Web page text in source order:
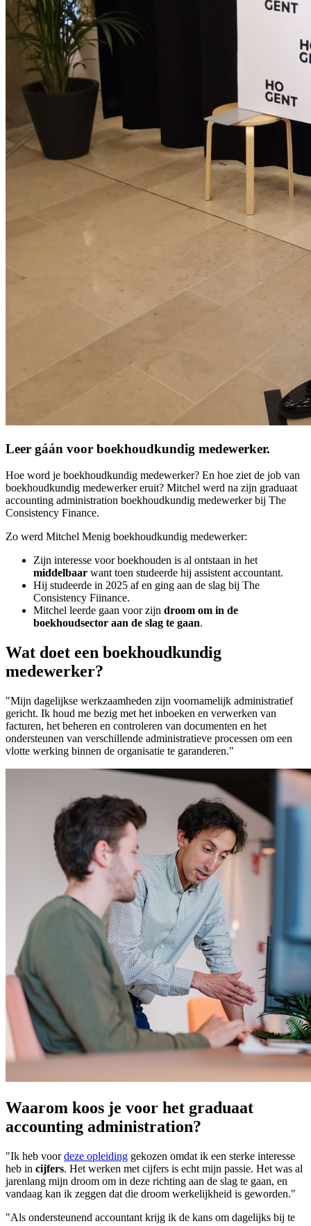
Leer gáán voor boekhoudkundig medewerker.
Hoe word je boekhoudkundig medewerker? En hoe ziet de job van
boekhoudkundig medewerker eruit? Mitchel werd na zijn graduaat
accounting administration boekhoudkundig medewerker bij The
Consistency Finance.
Zo werd Mitchel Menig boekhoudkundig medewerker:
Zijn interesse voor boekhouden is al ontstaan in het
middelbaar want toen studeerde hij assistent accountant.
Hij studeerde in 2025 af en ging aan de slag bij The
Consistency Fiinance.
Mitchel leerde gaan voor zijn droom om in de
boekhoudsector aan de slag te gaan.
Wat doet een boekhoudkundig
medewerker?
"Mijn dagelijkse werkzaamheden zijn voornamelijk administratief
gericht. Ik houd me bezig met het inboeken en verwerken van
facturen, het beheren en controleren van documenten en het
ondersteunen van verschillende administratieve processen om een
vlotte werking binnen de organisatie te garanderen."
Waarom koos je voor het graduaat
accounting administration?
"Ik heb voordeze opleiding gekozen omdat ik een sterke interesse
heb in cijfers. Het werken met cijfers is echt mijn passie. Het was al
jarenlang mijn droom om in deze richting aan de slag te gaan, en
vandaag kan ik zeggen dat die droom werkelijkheid is geworden."
"Als ondersteunend accountant krijg ik de kans om dagelijks bij te